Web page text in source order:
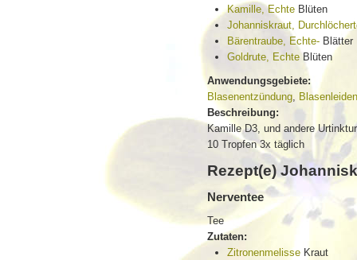
Kamille, Echte Blüten
Johanniskraut,
Bärentraube, Echte- Blätter
Goldrute, Echte Blüten
Anwendungsgebiete:
Blasenentzündung, Blasenleiden
Beschreibung:
Kamille D3, und andere
10 Tropfen 3x täglich
Rezept(e)
Nerventee
Tee
Zutaten:
Zitronenmelisse Kraut